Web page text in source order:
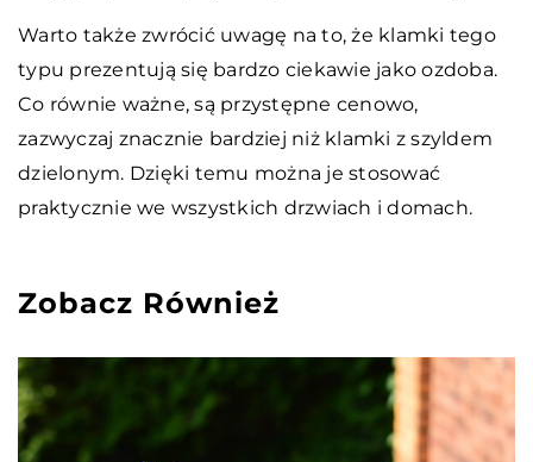
Warto także zwrócić uwagę na to, że klamki tego
typu prezentują się bardzo ciekawie jako ozdoba.
Co równie ważne, są przystępne cenowo,
zazwyczaj znacznie bardziej niż klamki z szyldem
dzielonym. Dzięki temu można je stosować
praktycznie we wszystkich drzwiach i domach.
Zobacz Również